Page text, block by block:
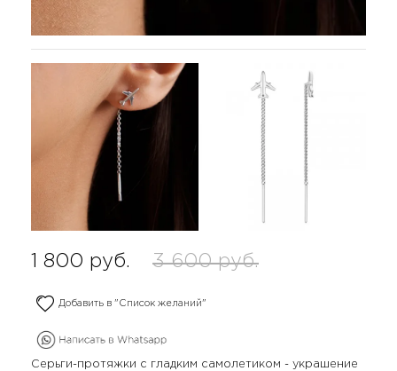
1 800 руб. 3 600 руб.
Добавить в "Список желаний"
Серьги-протяжки с гладким самолетиком - украшение